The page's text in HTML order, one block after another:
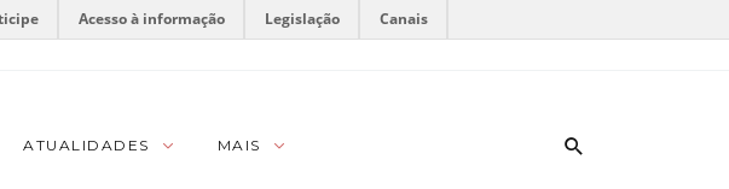
Acesso à informação Legislação Canais
ATUALIDADES MAIS